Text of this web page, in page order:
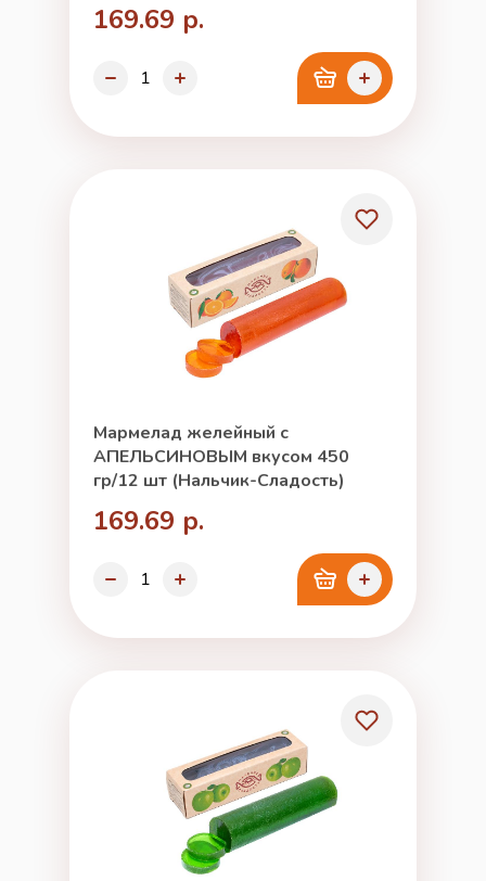
169.69 р.
Мармелад желейный с
АПЕЛЬСИНОВЫМ вкусом 450
гр/12 шт (Нальчик-Сладость)
169.69 р.